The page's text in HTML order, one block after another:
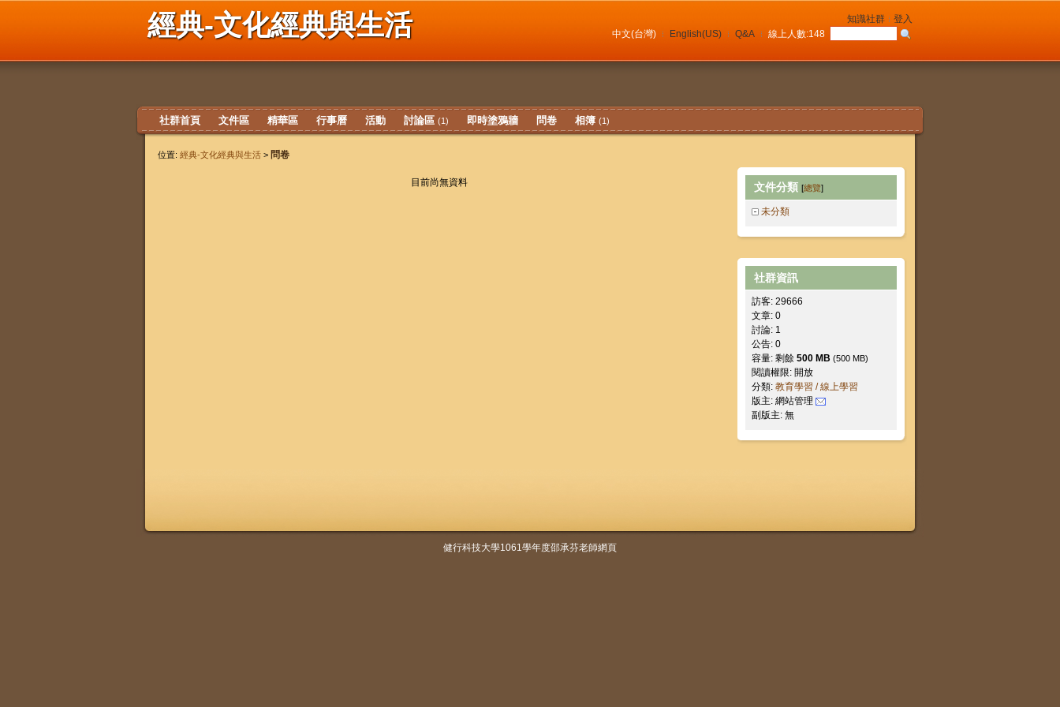
知識社群
登入
中文(台灣)
English(US) Q&A 線上人數:148
經典-文化經典與生活
社群首頁 文件區 精華區 行事曆 活動 討論區 (1) 即時塗鴉牆 問卷 相簿 (1)
文件分類 [總覽]
未分類
社群資訊
訪客: 29666
文章: 0
討論: 1
公告: 0
容量: 剩餘 500 MB (500 MB)
閱讀權限: 開放
分類: 教育學習 / 線上學習
版主: 網站管理
副版主: 無
位置: 經典-文化經典與生活 > 問卷
目前尚無資料
健行科技大學1061學年度邵承芬老師網頁